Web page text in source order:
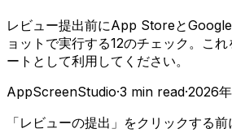
レビュー提出前にApp Storeと
ョットで実行する12のチェック。こ
ートとして利用してください。
AppScreenStudio·3 min read·2026
「レビューの提出」をクリックする